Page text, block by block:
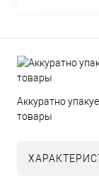
Аккуратно
товары